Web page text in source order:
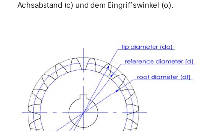
Achsabstand (c) und dem Eingriffswinkel (α).